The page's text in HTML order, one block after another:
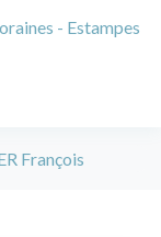
- Estampes
François